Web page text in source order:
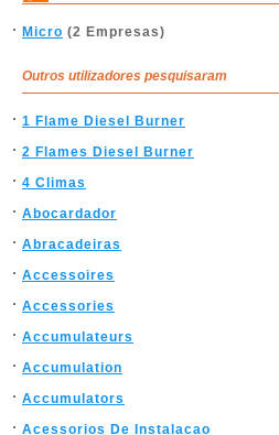
Micro (2 Empresas)
Outros utilizadores pesquisaram
1 Flame Diesel Burner
2 Flames Diesel Burner
4 Climas
Abocardador
Abracadeiras
Accessoires
Accessories
Accumulateurs
Accumulation
Accumulators
Acessorios De Instalacao